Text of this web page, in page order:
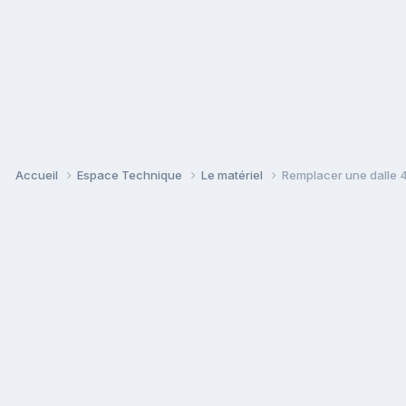
Accueil Espace Technique Le matériel Remplacer une dalle